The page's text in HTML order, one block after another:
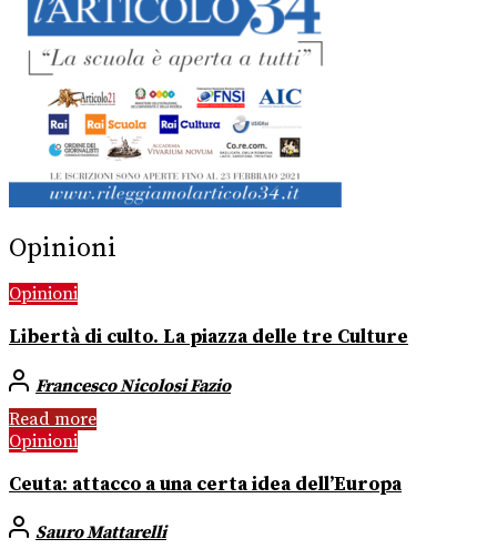
Opinioni
Opinioni
Libertà di culto. La piazza delle tre Culture
Francesco Nicolosi Fazio
Read more
Opinioni
Ceuta: attacco a una certa idea dell’Europa
Sauro Mattarelli